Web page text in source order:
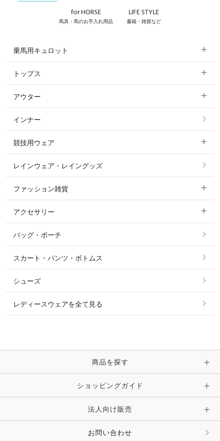
for HORSE
馬具・馬のお手入れ用品
LIFE STYLE
書籍・雑貨など
乗馬用キュロット
すべてのキュロット
フルグリップ・尻革 キュロット
ニーグリップ・膝革 キュロット
トップス
すべてのトップス
ポロシャツ
カットソー・Tシャツ・タンクトップ
ニット・セーター
シャツ・ブラウス・ワンピース
アウター
すべてのアウター
コート
ジャケット・ブルゾン
インナー
競技用ウェア
すべての競技用ウェア
ショージャケット
ショーシャツ
レインウェア・レイングッズ
ファッション雑貨
すべてのファッション雑貨
ソックス
ベルト
時計・財布・キーケース・革小物
キーホルダー・チャーム・ストラップ
その他 ファッション雑貨
アクセサリー
すべてのアクセサリー
リング
ピアス・イヤリング
ピン・ブローチ・コサージュ
その他 アクセサリー
バッグ・ポーチ
スカート・パンツ・ボトムス
シューズ
レディースウェアを全て見る
商品を探す
ショッピングガイド
法人向け販売
お問い合わせ